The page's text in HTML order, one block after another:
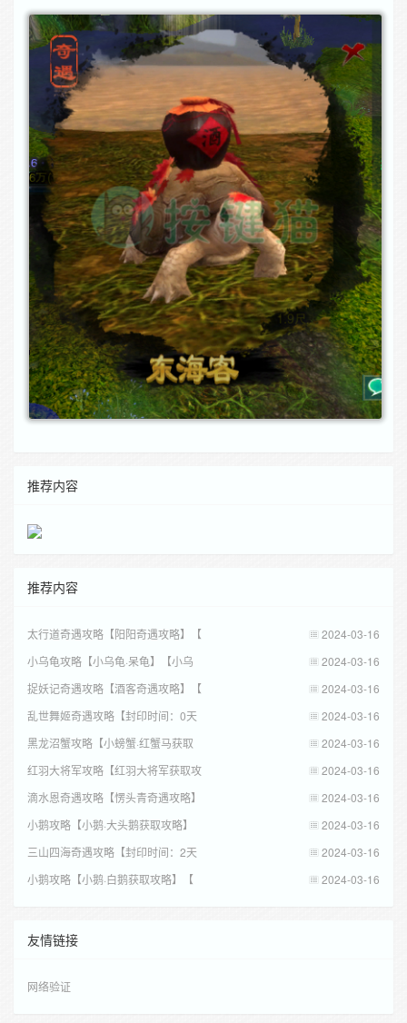
推荐内容
推荐内容
太行道奇遇攻略【阳阳奇遇攻略】【
2024-03-16
小乌龟攻略【小乌龟·呆龟】【小乌
2024-03-16
捉妖记奇遇攻略【酒客奇遇攻略】【
2024-03-16
乱世舞姬奇遇攻略【封印时间：0天
2024-03-16
黑龙沼蟹攻略【小螃蟹·红蟹马获取
2024-03-16
红羽大将军攻略【红羽大将军获取攻
2024-03-16
滴水恩奇遇攻略【愣头青奇遇攻略】
2024-03-16
小鹅攻略【小鹅·大头鹅获取攻略】
2024-03-16
三山四海奇遇攻略【封印时间：2天
2024-03-16
小鹅攻略【小鹅·白鹅获取攻略】【
2024-03-16
友情链接
网络验证